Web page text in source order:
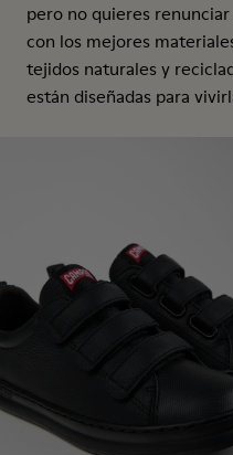
pero no quieres
con los mejores
tejidos naturales y
están diseñadas para